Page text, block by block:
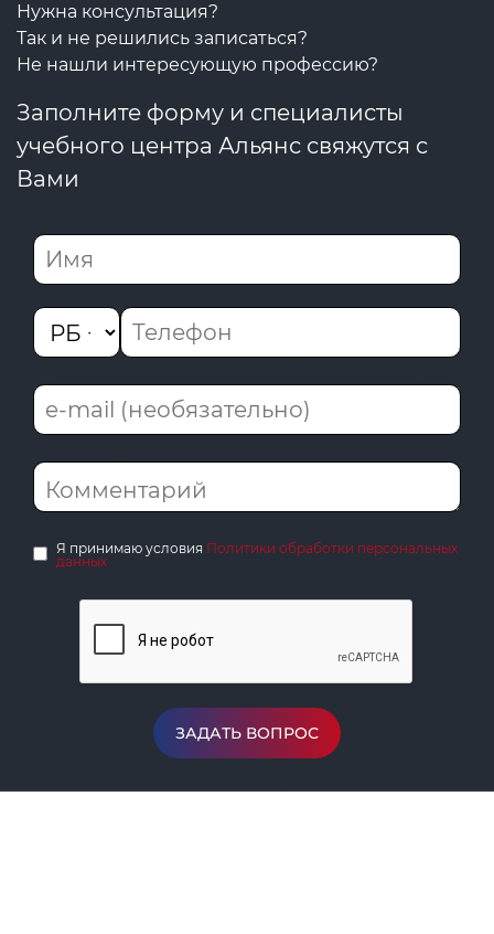
Нужна консультация?
Так и не решились записаться?
Не нашли интересующую профессию?
Заполните форму и специалисты
учебного центра Альянс свяжутся с
Вами
Я принимаю условия Политики обработки персональных
данных
ЗАДАТЬ ВОПРОС